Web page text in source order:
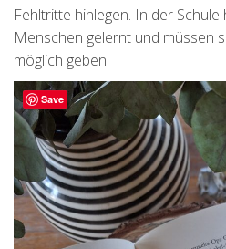
Fehltritte hinlegen. In der
Menschen gelernt und müssen
möglich geben.
Save